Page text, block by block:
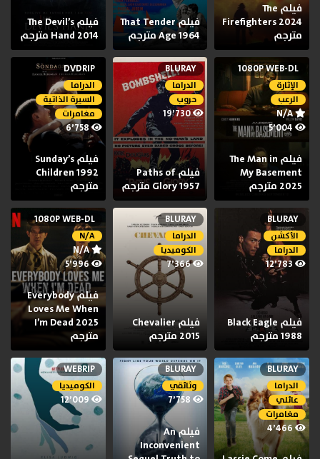
فيلم The
Firefighters 2024
مترجم
فيلم That Tender
Age 1964 مترجم
فيلم The Devil’s
Hand 2014 مترجم
1080P WEB-DL
الإثارة
الرعب
N/A
فيلم The Man in
My Basement
2025 مترجم
BLURAY
الدراما
حروب
19٬730
فيلم Paths of
Glory 1957 مترجم
DVDRIP
الدراما
السيرة الذاتية
مغامرات
6٬758
فيلم Sunday’s
Children 1992
مترجم
BLURAY
الأكشن
الدراما
فيلم Black Eagle
1988 مترجم
BLURAY
الدراما
الكوميديا
7٬366
فيلم Chevalier
2015 مترجم
1080P WEB-DL
N/A
N/A
5٬996
فيلم Everybody
Loves Me When
I’m Dead 2025
مترجم
BLURAY
الدراما
عائلي
مغامرات
4٬466
BLURAY
وثائقي
7٬758
فيلم An
Inconvenient
WEBRIP
الكوميديا